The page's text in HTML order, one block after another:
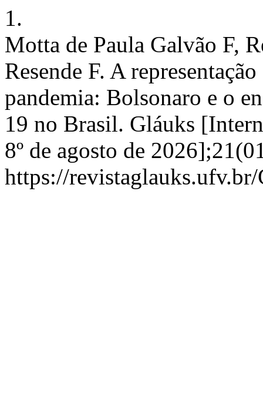
1.
Motta de Paula Galvão F,
Resende F. A
pandemia: Bolsonaro e o
19 no Brasil. Gláuks
8º de agosto de
https://